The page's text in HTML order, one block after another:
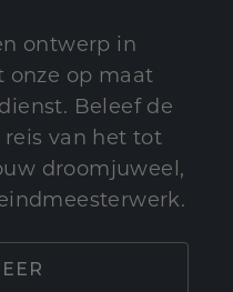
ontwerp in
op maat
Beleef de
reis van het tot
droomjuweel,